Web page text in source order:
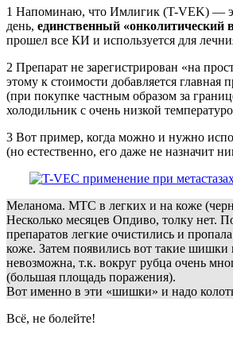
1 Напоминаю, что Имлигик (T-VEK) —
день, единственный «онколитический
прошел все КИ и используется для
2 Препарат не зарегистрирован «на
этому к стоимости добавляется главная
(при покупке частным образом за
холодильник с очень низкой
3 Вот пример, когда можно и нужно
(но естественно, его даже не назначит
Меланома. МТС в легких и на коже
Несколько месяцев Опдиво, толку нет.
препаратов легкие очистились и
коже. Затем появились вот такие
невозможна, т.к. вокруг рубца очень
(большая площадь поражения).
Вот именно в эти «шишки» и надо
Всё, не болейте!